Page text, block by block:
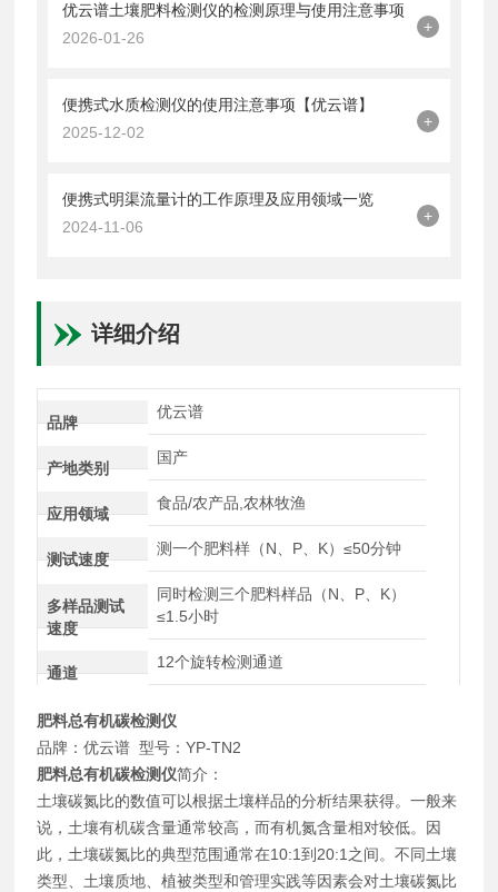
优云谱土壤肥料检测仪的检测原理与使用注意事项
2026-01-26
+
便携式水质检测仪的使用注意事项【优云谱】
2025-12-02
+
便携式明渠流量计的工作原理及应用领域一览
2024-11-06
+
详细介绍
品牌
优云谱
产地类别
国产
应用领域
食品/农产品,农林牧渔
测试速度
测一个肥料样（N、P、K）≤50分钟
多样品测试
速度
同时检测三个肥料样品（N、P、K）
≤1.5小时
通道
12个旋转检测通道
肥料总有机碳检测仪
品牌：优云谱 型号：YP-TN2
肥料总有机碳检测仪简介：
土壤碳氮比的数值可以根据土壤样品的分析结果获得。一般来
说，土壤有机碳含量通常较高，而有机氮含量相对较低。因
此，土壤碳氮比的典型范围通常在10:1到20:1之间。不同土壤
类型、土壤质地、植被类型和管理实践等因素会对土壤碳氮比